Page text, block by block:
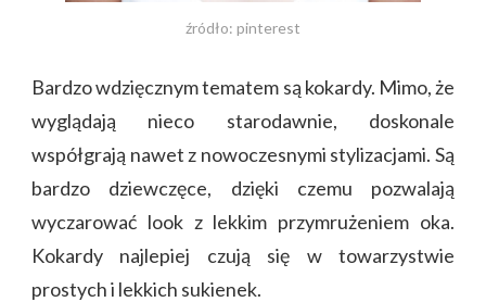
źródło: pinterest
Bardzo wdzięcznym tematem są kokardy. Mimo, że
wyglądają nieco starodawnie, doskonale
współgrają nawet z nowoczesnymi stylizacjami. Są
bardzo dziewczęce, dzięki czemu pozwalają
wyczarować look z lekkim przymrużeniem oka.
Kokardy najlepiej czują się w towarzystwie
prostych i lekkich sukienek.